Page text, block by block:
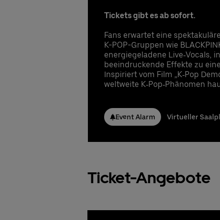
Tickets gibt es ab sofort.
Fans erwartet eine
K-POP-Gruppen wie
energiegeladene Live‑Vocals,
beeindruckende Effekte zu
Inspiriert vom Film „K‑Pop
weltweite K‑Pop‑Phänomen
Event Alarm Virtueller
Ticket-Angebote
E-
1
E-